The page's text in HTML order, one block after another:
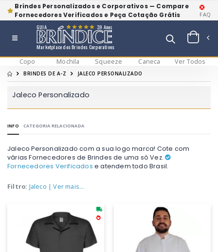
Brindes Personalizados e Corporativos — Compare
Fornecedores Verificados e Peça Cotação Grátis
FAQ
Marketplace dos Brindes Corporativos
GUIA 39 Anos
Copo Mochila Squeeze Caneca Ver Todos
BRINDES DE A-Z JALECO PERSONALIZADO
Jaleco Personalizado
INFO CATEGORIA RELACIONADA
Jaleco Personalizado com a sua logo marca! Cote com
várias Fornecedores de Brindes de uma só Vez.
Fornecedores Verificados e atendem todo Brasil.
Filtro: Jaleco | Ver mais...